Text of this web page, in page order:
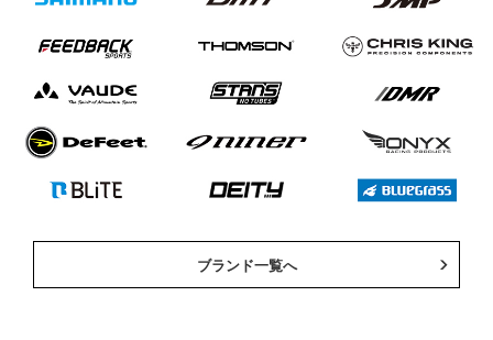
ブランド一覧へ